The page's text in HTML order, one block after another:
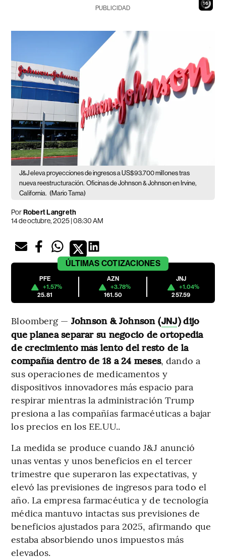
14
PUBLICIDAD
J&J eleva proyecciones de ingresos a US$93.700 millones tras
nueva reestructuración. Oficinas de Johnson & Johnson en Irvine,
California. (Mario Tama)
PorRobert Langreth
14 de octubre, 2025 | 08:30 AM
ÚLTIMAS COTIZACIONES
PFE
+1.57%
25.81
AZN
+3.78%
161.50
JNJ
+1.04%
257.59
Bloomberg — Johnson & Johnson (JNJ) dijo
que planea separar su negocio de ortopedia
de crecimiento más lento del resto de la
compañía dentro de 18 a 24 meses, dando a
sus operaciones de medicamentos y
dispositivos innovadores más espacio para
respirar mientras la administración Trump
presiona a las compañías farmacéuticas a bajar
los precios en los EE.UU..
La medida se produce cuando J&J anunció
unas ventas y unos beneficios en el tercer
trimestre que superaron las expectativas, y
elevó las previsiones de ingresos para todo el
año. La empresa farmacéutica y de tecnología
médica mantuvo intactas sus previsiones de
beneficios ajustados para 2025, afirmando que
estaba absorbiendo unos impuestos más
elevados.